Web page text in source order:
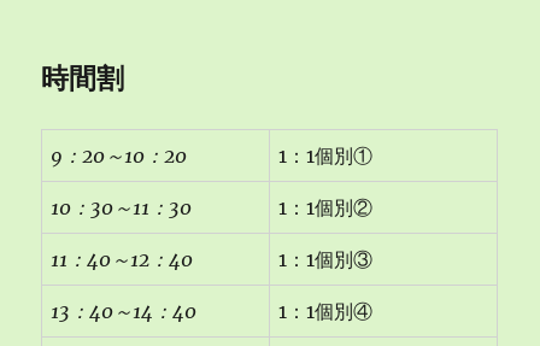
時間割
9 ：20 ～10 ：20 1：1個別①
10 ：30 ～11 ：30 1：1個別②
11 ：40 ～12 ：40 1：1個別③
13 ：40 ～14 ：40 1：1個別④